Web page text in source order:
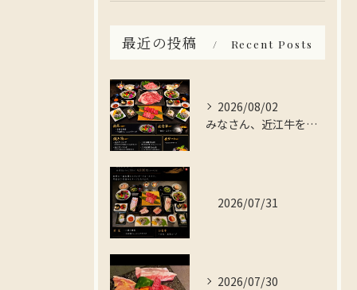
最近の投稿 Recent Posts
2026/08/02
みなさん、近江牛を存分に楽しんでみませんか？
2026/07/31
2026/07/30